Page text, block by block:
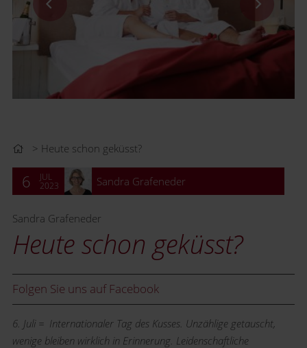
Heute schon geküsst?
6
JUL
2023
Sandra Grafeneder
Sandra Grafeneder
Heute schon geküsst?
Folgen Sie uns auf Facebook
6. Juli = Internationaler Tag des Kusses. Unzählige getauscht,
wenige bleiben wirklich in Erinnerung. Leidenschaftliche